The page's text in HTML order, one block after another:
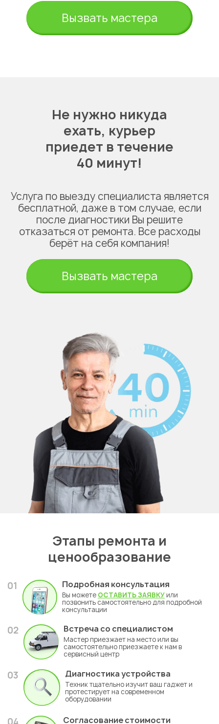
Вызвать мастера
Не нужно никуда
ехать, курьер
приедет в течение
40 минут!
Услуга по выезду специалиста является
бесплатной, даже в том случае, если
после диагностики Вы решите
отказаться от ремонта. Все расходы
берёт на себя компания!
Вызвать мастера
Этапы ремонта и
ценообразование
01 Подробная консультация
Вы можете ОСТАВИТЬ ЗАЯВКУ или
позвонить самостоятельно для подробной
консультации
02 Встреча со специалистом
Мастер приезжает на место или вы
самостоятельно приезжаете к нам в
сервисный центр
03 Диагностика устройства
Техник тщательно изучит ваш гаджет и
протестирует на современном
оборудовании
Согласование стоимости